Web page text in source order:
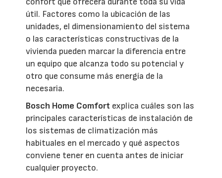
útil. Factores como la ubicación de las
unidades, el dimensionamiento del sistema
o las características constructivas de la
vivienda pueden marcar la diferencia entre
un equipo que alcanza todo su potencial y
otro que consume más energía de la
necesaria.
Bosch Home Comfort explica cuáles son las
principales características de instalación de
los sistemas de climatización más
habituales en el mercado y qué aspectos
conviene tener en cuenta antes de iniciar
cualquier proyecto.